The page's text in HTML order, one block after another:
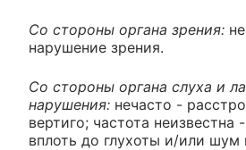
Со стороны органа зрения:
нарушение зрения.
Со стороны органа слуха и
нарушения: нечасто -
вертиго; частота неизвестна
вплоть до глухоты и/или шум